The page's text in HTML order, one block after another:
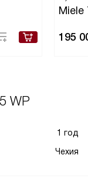
Miele
195
WP
1 год
Чехия